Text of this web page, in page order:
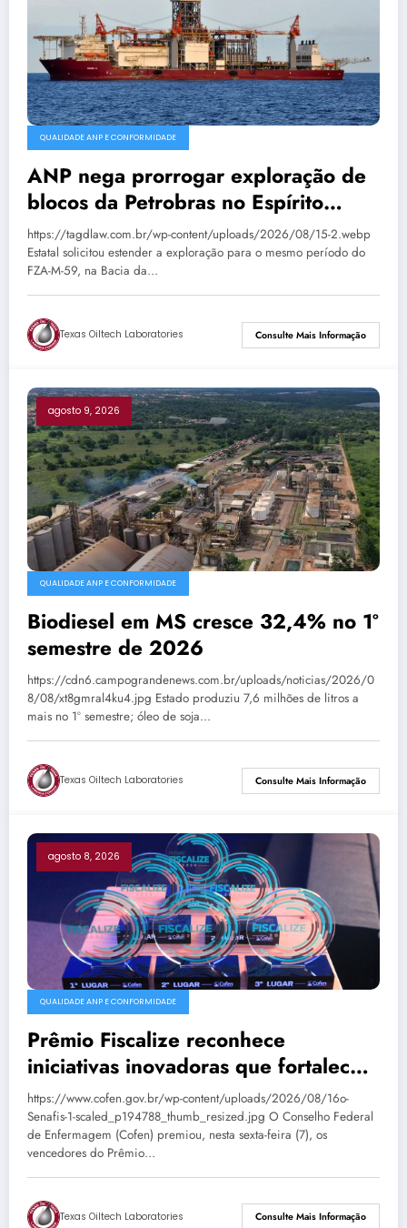
QUALIDADE ANP E CONFORMIDADE
ANP nega prorrogar exploração de
blocos da Petrobras no Espírito
Santo
https://tagdlaw.com.br/wp-content/uploads/2026/08/15-2.webp
Estatal solicitou estender a exploração para o mesmo período do
FZA-M-59, na Bacia da…
Texas Oiltech Laboratories Consulte Mais Informação
agosto 9, 2026
QUALIDADE ANP E CONFORMIDADE
Biodiesel em MS cresce 32,4% no 1º
semestre de 2026
https://cdn6.campograndenews.com.br/uploads/noticias/2026/0
8/08/xt8gmral4ku4.jpg Estado produziu 7,6 milhões de litros a
mais no 1º semestre; óleo de soja…
Texas Oiltech Laboratories Consulte Mais Informação
agosto 8, 2026
QUALIDADE ANP E CONFORMIDADE
Prêmio Fiscalize reconhece
iniciativas inovadoras que fortalecem
a fiscalização da Enfermagem
https://www.cofen.gov.br/wp-content/uploads/2026/08/16o-
Senafis-1-scaled_p194788_thumb_resized.jpg O Conselho Federal
de Enfermagem (Cofen) premiou, nesta sexta-feira (7), os
vencedores do Prêmio…
Texas Oiltech Laboratories Consulte Mais Informação